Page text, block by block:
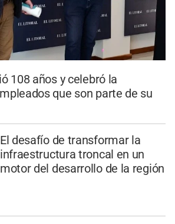
108 años y celebró la
que son parte de su
El desafío de transformar la
infraestructura troncal en un
motor del desarrollo de la región